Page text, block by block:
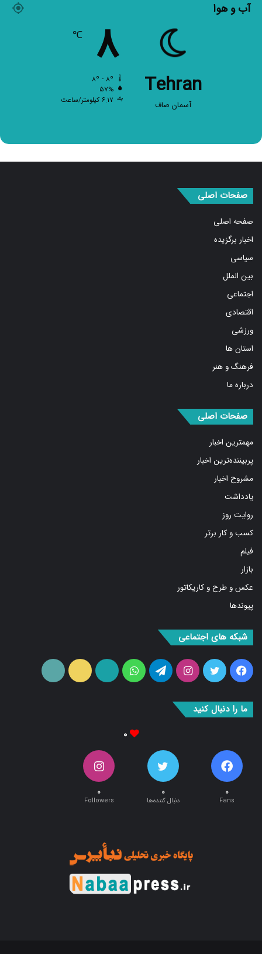
آب و هوا
Tehran
آسمان صاف
۸ ℃
۵۷%
۶.۱۷ کیلومتر/ساعت
صفحات اصلی
صفحه اصلی
اخبار برگزیده
سیاسی
بین الملل
اجتماعی
اقتصادی
ورزشی
استان ها
فرهنگ و هنر
درباره ما
صفحات اصلی
مهمترین اخبار
پربیننده‌ترین اخبار
مشروح اخبار
یادداشت
روایت روز
کسب و کار برتر
فیلم
بازار
عکس و طرح و کاریکاتور
پیوندها
شبکه های اجتماعی
فیس
توییتر اینستاگرامتلگرام واتس
آپارات ایتا
ما را دنبال کنید
۰
۰
Fans
۰
دنبال کننده‌ها
۰
Followers